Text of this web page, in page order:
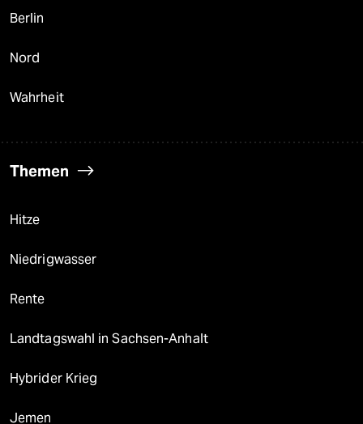
Berlin
Nord
Wahrheit
Themen
Hitze
Niedrigwasser
Rente
Landtagswahl in Sachsen-Anhalt
Hybrider Krieg
Jemen